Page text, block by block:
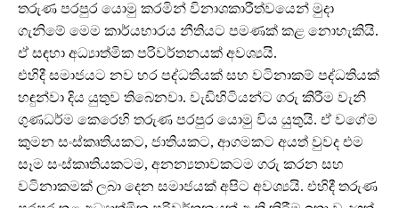
තරුණ පරපුර යොමු කරමින් විනාශකාරීත්වයෙන් මුදා
ගැනිමේ මෙම කාර්යභාරය නීතියට පමණක් කළ නොහැකියි.
ඒ සඳහා අධ්‍යාත්මික පරිවර්තනයක් අවශ්‍යයි.
එහිදී සමාජයට නව හර පද්ධතියක් සහ වටිනාකම් පද්ධතියක්
හඳුන්වා දිය යුතුව තිබෙනවා. වැඩිහිටියන්ට ගරු කිරීම වැනි
ගුණධර්ම කෙරෙහි තරුණ පරපුර යොමු විය යුතුයි. ඒ වගේම
කුමන සංස්කෘතියකට, ජාතියකට, ආගමකට අයත් වුවද එම
සෑම සංස්කෘතියකටම, අනන්‍යතාවකටම ගරු කරන සහ
වටිනාකමක් ලබා දෙන සමාජයක් අපිට අවශ්‍යයි. එහිදී තරුණ